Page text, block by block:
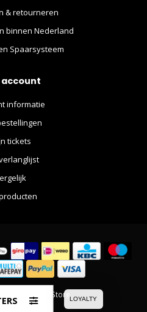
& retourneren
binnen Nederland
Spaarsysteem
account
informatie
tickets
The Movie StoreLOYALTY